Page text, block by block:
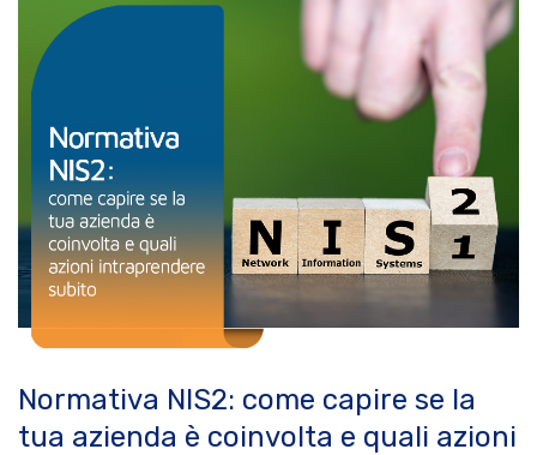
Normativa NIS2: come capire se la
tua azienda è coinvolta e quali azioni